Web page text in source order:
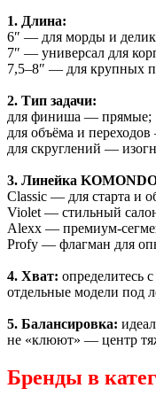
1. Длина:
6″ — для морды и
7″ — универсал для
7,5–8″ — для крупных
2. Тип задачи:
для финиша — прямые;
для объёма и
для скруглений —
3. Линейка
Classic — для старта и
Violet — стильный
Alexx — премиум-
Profy — флагман для
4. Хват: определитесь
отдельные модели под
5. Балансировка:
не «клюют» — центр
Бренды в